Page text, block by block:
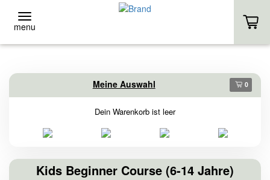
menu
Meine Auswahl 0
Dein Warenkorb ist leer
Kids Beginner Course (6-14 Jahre)
Event-Location
EVENT ANFRAGE
Stand-Up
KURSE